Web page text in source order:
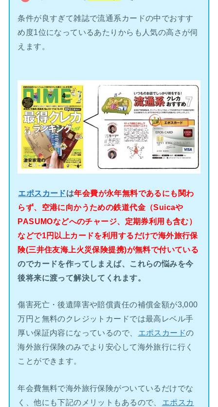
条件が良すぎて雑誌で流通系カードの中でおすす
め度1位になっているあたりからも人気の高さが伺
えます。
エポスカードは年会費が永年無料であるにも関わ
らず、空港に向かうための鉄道代金（Suicaや
PASUMOなどへのチャージ、定期券利用も含む）
などで1円以上カードを利用するだけで海外旅行保
険(三井住友海上火災保険提携)が無料で付いている
のでカードを作ってしまえば、これらの悩みを今
後将来に渡って解決してくれます。
傷害死亡・後遺障害や賠償責任の補償金額が3,000
万円と無料のクレジットカードでは最高レベル手
厚い保証内容になっているので、
エポスカードの
海外旅行保険のみでより安心して海外旅行に行く
ことができます。
年会費無料で海外旅行保険がついているだけでな
く、他にも下記のメリットもあるので、
エポスカ